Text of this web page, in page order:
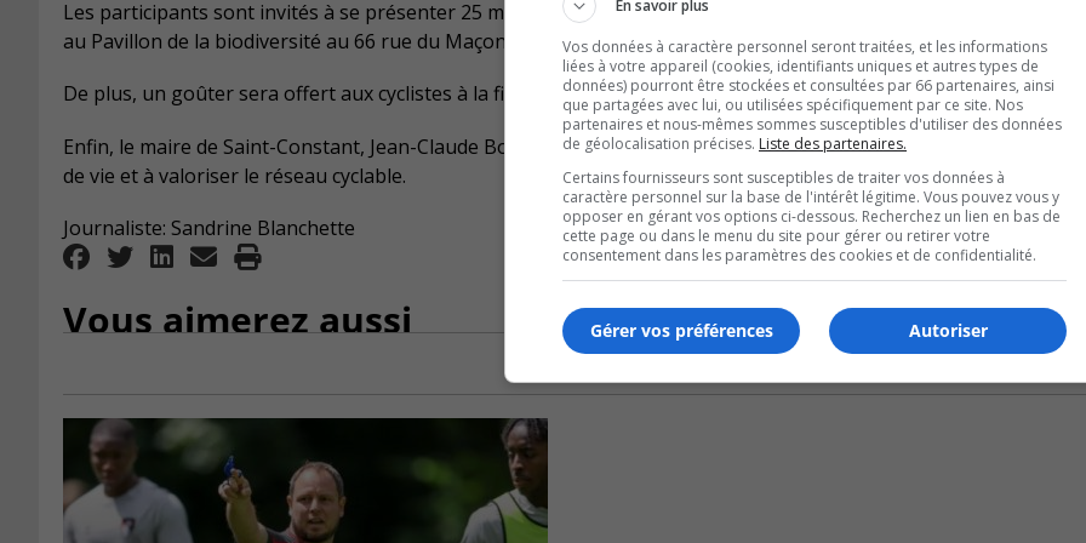
Les participants sont invités à se présenter 25 minutes avant leur heure de départ pour un échauffement de
au Pavillon de la biodiversité au 66 rue du Maçon.
De plus, un goûter sera offert aux cyclistes à la fin de la course.
Enfin, le maire de Saint-Constant, Jean-Claude Boyer, affirme que cet évènement vise à favoriser les saines
de vie et à valoriser le réseau cyclable.
Journaliste: Sandrine Blanchette
Vous aimerez aussi
En savoir plus
Vos données à caractère personnel seront traitées, et les informations
liées à votre appareil (cookies, identifiants uniques et autres types de
données) pourront être stockées et consultées par 66 partenaires, ainsi
que partagées avec lui, ou utilisées spécifiquement par ce site. Nos
partenaires et nous-mêmes sommes susceptibles d'utiliser des données
de géolocalisation précises. Liste des partenaires.
Certains fournisseurs sont susceptibles de traiter vos données à
caractère personnel sur la base de l'intérêt légitime. Vous pouvez vous y
opposer en gérant vos options ci-dessous. Recherchez un lien en bas de
cette page ou dans le menu du site pour gérer ou retirer votre
consentement dans les paramètres des cookies et de confidentialité.
Autoriser
Gérer vos préférences